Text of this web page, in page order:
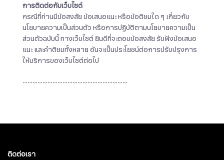
การติดต่อกับเว็บไซต์
กรณีที่ท่านมีข้อสงสัย ข้อเสนอแนะ หรือข้อติชมใด ๆ เกี่ยวกับ
นโยบายความเป็นส่วนตัว หรือการปฏิบัติตามนโยบายความเป็น
ส่วนตัวฉบับนี้ ทางเว็บไซต์ ยินดีที่จะตอบข้อสงสัย รับฟังข้อเสนอ
แนะ และคำติชมทั้งหลาย อันจะเป็นประโยชน์ต่อการปรับปรุงการ
ให้บริการของเว็บไซต์ต่อไป
------------------------------------------
ติดต่อเรา